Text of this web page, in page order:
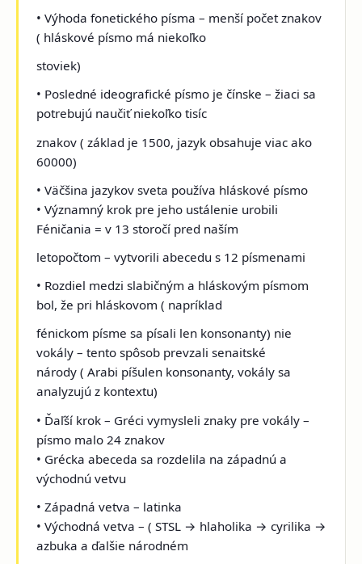
• Výhoda fonetického písma – menší počet znakov
( hláskové písmo má niekoľko
stoviek)
• Posledné ideografické písmo je čínske – žiaci sa
potrebujú naučiť niekoľko tisíc
znakov ( základ je 1500, jazyk obsahuje viac ako
60000)
• Väčšina jazykov sveta používa hláskové písmo
• Významný krok pre jeho ustálenie urobili
Féničania = v 13 storočí pred naším
letopočtom – vytvorili abecedu s 12 písmenami
• Rozdiel medzi slabičným a hláskovým písmom
bol, že pri hláskovom ( napríklad
fénickom písme sa písali len konsonanty) nie
vokály – tento spôsob prevzali senaitské
národy ( Arabi píšulen konsonanty, vokály sa
analyzujú z kontextu)
• Ďaľší krok – Gréci vymysleli znaky pre vokály –
písmo malo 24 znakov
• Grécka abeceda sa rozdelila na západnú a
východnú vetvu
• Západná vetva – latinka
• Východná vetva – ( STSL → hlaholika → cyrilika →
azbuka a ďalšie národném